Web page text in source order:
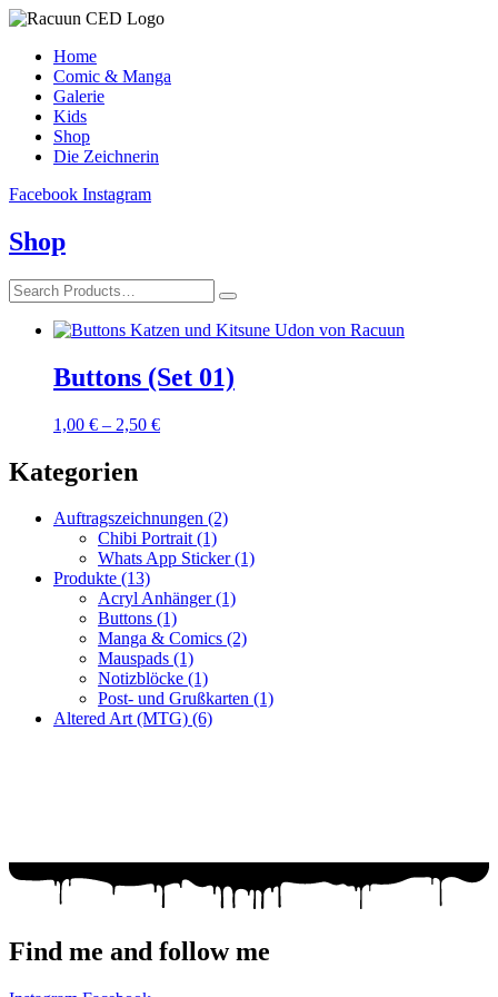
Home
Comic & Manga
Galerie
Kids
Shop
Die Zeichnerin
Facebook Instagram
Shop
Buttons (Set 01)
1,00 € – 2,50 €
Kategorien
Auftragszeichnungen (2)
Chibi Portrait(1)
Whats App Sticker(1)
Produkte (13)
Acryl Anhänger(1)
Buttons (1)
Manga & Comics (2)
Mauspads (1)
Notizblöcke (1)
Post- und Grußkarten (1)
Altered Art (MTG) (6)
Find me and follow me